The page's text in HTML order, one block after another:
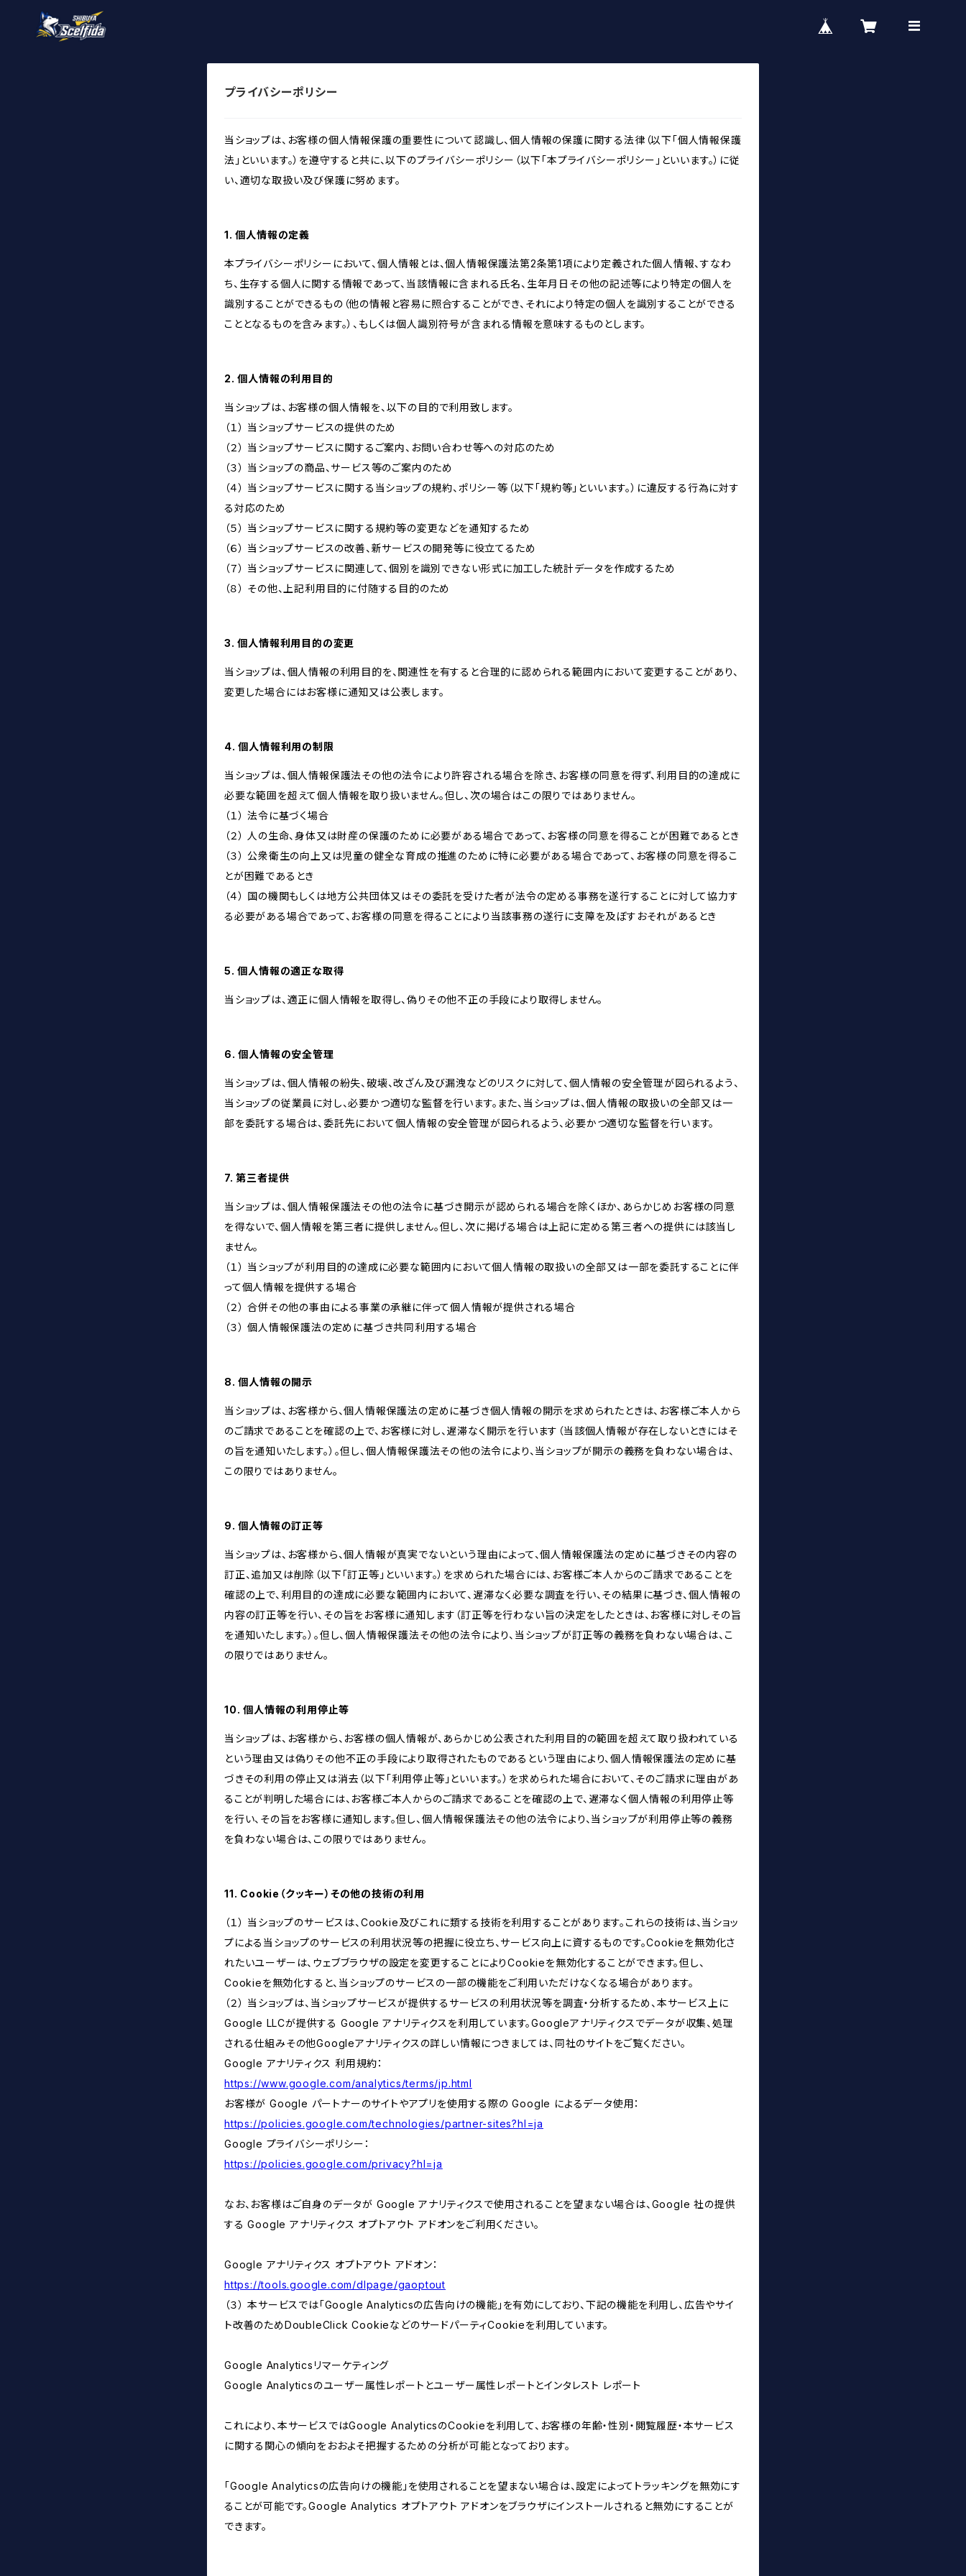
プライバシーポリシー
当ショップは、お客様の個人情報保護の重要性について認識し、個人情報の保護に関する法律（以下「個人情報保護
法」といいます。）を遵守すると共に、以下のプライバシーポリシー（以下「本プライバシーポリシー」といいます。）に従
い、適切な取扱い及び保護に努めます。
1. 個人情報の定義
本プライバシーポリシーにおいて、個人情報とは、個人情報保護法第2条第1項により定義された個人情報、すなわ
ち、生存する個人に関する情報であって、当該情報に含まれる氏名、生年月日その他の記述等により特定の個人を
識別することができるもの（他の情報と容易に照合することができ、それにより特定の個人を識別することができる
こととなるものを含みます。）、もしくは個人識別符号が含まれる情報を意味するものとします。
2. 個人情報の利用目的
当ショップは、お客様の個人情報を、以下の目的で利用致します。
（１） 当ショップサービスの提供のため
（２） 当ショップサービスに関するご案内、お問い合わせ等への対応のため
（３） 当ショップの商品、サービス等のご案内のため
（４） 当ショップサービスに関する当ショップの規約、ポリシー等（以下「規約等」といいます。）に違反する行為に対す
る対応のため
（５） 当ショップサービスに関する規約等の変更などを通知するため
（６） 当ショップサービスの改善、新サービスの開発等に役立てるため
（７） 当ショップサービスに関連して、個別を識別できない形式に加工した統計データを作成するため
（８） その他、上記利用目的に付随する目的のため
3. 個人情報利用目的の変更
当ショップは、個人情報の利用目的を、関連性を有すると合理的に認められる範囲内において変更することがあり、
変更した場合にはお客様に通知又は公表します。
4. 個人情報利用の制限
当ショップは、個人情報保護法その他の法令により許容される場合を除き、お客様の同意を得ず、利用目的の達成に
必要な範囲を超えて個人情報を取り扱いません。但し、次の場合はこの限りではありません。
（１） 法令に基づく場合
（２） 人の生命、身体又は財産の保護のために必要がある場合であって、お客様の同意を得ることが困難であるとき
（３） 公衆衛生の向上又は児童の健全な育成の推進のために特に必要がある場合であって、お客様の同意を得るこ
とが困難であるとき
（４） 国の機関もしくは地方公共団体又はその委託を受けた者が法令の定める事務を遂行することに対して協力す
る必要がある場合であって、お客様の同意を得ることにより当該事務の遂行に支障を及ぼすおそれがあるとき
5. 個人情報の適正な取得
当ショップは、適正に個人情報を取得し、偽りその他不正の手段により取得しません。
6. 個人情報の安全管理
当ショップは、個人情報の紛失、破壊、改ざん及び漏洩などのリスクに対して、個人情報の安全管理が図られるよう、
当ショップの従業員に対し、必要かつ適切な監督を行います。また、当ショップは、個人情報の取扱いの全部又は一
部を委託する場合は、委託先において個人情報の安全管理が図られるよう、必要かつ適切な監督を行います。
7. 第三者提供
当ショップは、個人情報保護法その他の法令に基づき開示が認められる場合を除くほか、あらかじめお客様の同意
を得ないで、個人情報を第三者に提供しません。但し、次に掲げる場合は上記に定める第三者への提供には該当し
ません。
（１） 当ショップが利用目的の達成に必要な範囲内において個人情報の取扱いの全部又は一部を委託することに伴
って個人情報を提供する場合
（２） 合併その他の事由による事業の承継に伴って個人情報が提供される場合
（３） 個人情報保護法の定めに基づき共同利用する場合
8. 個人情報の開示
当ショップは、お客様から、個人情報保護法の定めに基づき個人情報の開示を求められたときは、お客様ご本人から
のご請求であることを確認の上で、お客様に対し、遅滞なく開示を行います（当該個人情報が存在しないときにはそ
の旨を通知いたします。）。但し、個人情報保護法その他の法令により、当ショップが開示の義務を負わない場合は、
この限りではありません。
9. 個人情報の訂正等
当ショップは、お客様から、個人情報が真実でないという理由によって、個人情報保護法の定めに基づきその内容の
訂正、追加又は削除（以下「訂正等」といいます。）を求められた場合には、お客様ご本人からのご請求であることを
確認の上で、利用目的の達成に必要な範囲内において、遅滞なく必要な調査を行い、その結果に基づき、個人情報の
内容の訂正等を行い、その旨をお客様に通知します（訂正等を行わない旨の決定をしたときは、お客様に対しその旨
を通知いたします。）。但し、個人情報保護法その他の法令により、当ショップが訂正等の義務を負わない場合は、こ
の限りではありません。
10. 個人情報の利用停止等
当ショップは、お客様から、お客様の個人情報が、あらかじめ公表された利用目的の範囲を超えて取り扱われている
という理由又は偽りその他不正の手段により取得されたものであるという理由により、個人情報保護法の定めに基
づきその利用の停止又は消去（以下「利用停止等」といいます。）を求められた場合において、そのご請求に理由があ
ることが判明した場合には、お客様ご本人からのご請求であることを確認の上で、遅滞なく個人情報の利用停止等
を行い、その旨をお客様に通知します。但し、個人情報保護法その他の法令により、当ショップが利用停止等の義務
を負わない場合は、この限りではありません。
11. Cookie（クッキー）その他の技術の利用
（１） 当ショップのサービスは、Cookie及びこれに類する技術を利用することがあります。これらの技術は、当ショッ
プによる当ショップのサービスの利用状況等の把握に役立ち、サービス向上に資するものです。Cookieを無効化さ
れたいユーザーは、ウェブブラウザの設定を変更することによりCookieを無効化することができます。但し、
Cookieを無効化すると、当ショップのサービスの一部の機能をご利用いただけなくなる場合があります。
（２） 当ショップは、当ショップサービスが提供するサービスの利用状況等を調査・分析するため、本サービス上に
Google LLCが提供する Google アナリティクスを利用しています。Googleアナリティクスでデータが収集、処理
される仕組みその他Googleアナリティクスの詳しい情報につきましては、同社のサイトをご覧ください。
Google アナリティクス 利用規約：
https://www.google.com/analytics/terms/jp.html
お客様が Google パートナーのサイトやアプリを使用する際の Google によるデータ使用：
https://policies.google.com/technologies/partner-sites?hl=ja
Google プライバシーポリシー：
https://policies.google.com/privacy?hl=ja
なお、お客様はご自身のデータが Google アナリティクスで使用されることを望まない場合は、Google 社の提供
する Google アナリティクス オプトアウト アドオンをご利用ください。
Google アナリティクス オプトアウト アドオン：
https://tools.google.com/dlpage/gaoptout
（３） 本サービスでは「Google Analyticsの広告向けの機能」を有効にしており、下記の機能を利用し、広告やサイ
ト改善のためDoubleClick CookieなどのサードパーティCookieを利用しています。
Google Analyticsリマーケティング
Google Analyticsのユーザー属性レポートとユーザー属性レポートとインタレスト レポート
これにより、本サービスではGoogle AnalyticsのCookieを利用して、お客様の年齢・性別・閲覧履歴・本サービス
に関する関心の傾向をおおよそ把握するための分析が可能となっております。
「Google Analyticsの広告向けの機能」を使用されることを望まない場合は、設定によってトラッキングを無効にす
ることが可能です。Google Analytics オプトアウト アドオンをブラウザにインストールされると無効にすることが
できます。